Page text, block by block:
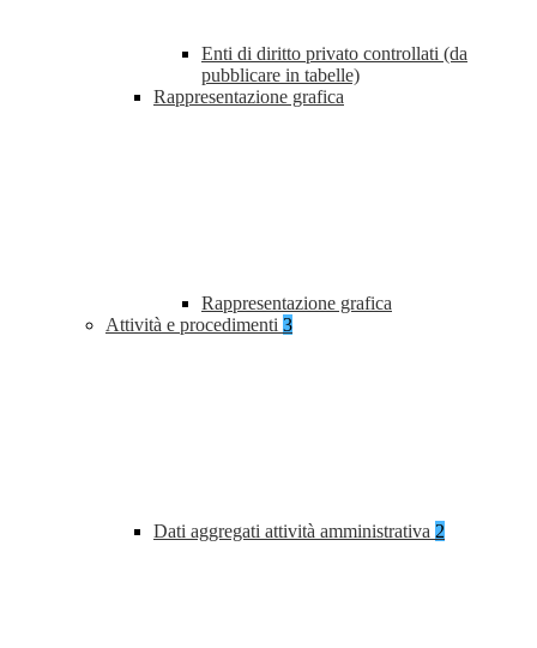
Enti di diritto privato controllati (da
pubblicare in tabelle)
Rappresentazione grafica
Rappresentazione grafica
Attività e procedimenti 3
Dati aggregati attività amministrativa 2